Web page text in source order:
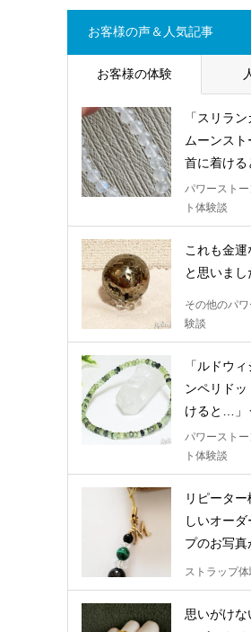
お客様の声＆人気記事
お客様の体験
「スリラ
ムーンス
首に着ける
パワースト
ト体験談
これも金運
と思いまし
その他のパ
験談
「ルドウ
ンペリド
けると…」
パワースト
ト体験談
リピータ
しいオー
プのお写真
ストラップ体
思いがけな